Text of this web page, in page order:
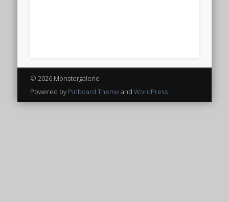
© 2026 Monstergalerie
Powered by Pinboard Theme and WordPress